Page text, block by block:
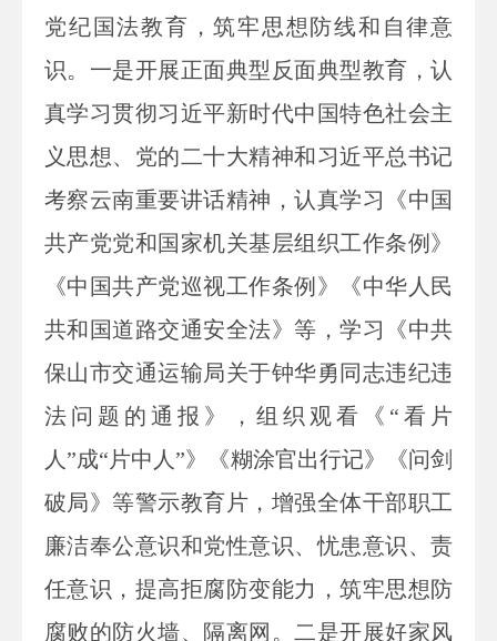
党纪国法教育，筑牢思想防线和自律意
识。一是开展正面典型反面典型教育，认
真学习贯彻习近平新时代中国特色社会主
义思想、党的二十大精神和习近平总书记
考察云南重要讲话精神，认真学习《中国
共产党党和国家机关基层组织工作条例》
《中国共产党巡视工作条例》《中华人民
共和国道路交通安全法》等，学习《中共
保山市交通运输局关于钟华勇同志违纪违
法问题的通报》，组织观看《“看片
人”成“片中人”》《糊涂官出行记》《问剑
破局》等警示教育片，增强全体干部职工
廉洁奉公意识和党性意识、忧患意识、责
任意识，提高拒腐防变能力，筑牢思想防
腐败的防火墙、隔离网。二是开展好家风